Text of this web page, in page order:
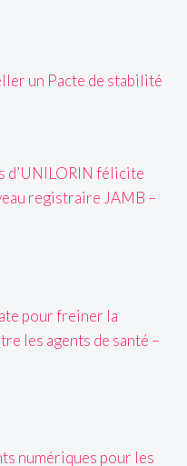
un Pacte de stabilité
d’UNILORIN félicite
registraire JAMB –
pour freiner la
les agents de santé –
numériques pour les